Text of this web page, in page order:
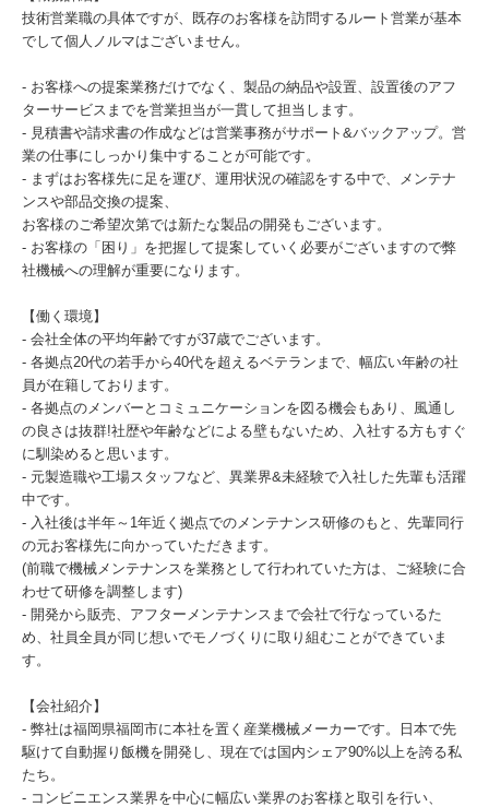
技術営業職の具体ですが、既存のお客様を訪問するルート営業が基本
でして個人ノルマはございません。
- お客様への提案業務だけでなく、製品の納品や設置、設置後のアフ
ターサービスまでを営業担当が一貫して担当します。
- 見積書や請求書の作成などは営業事務がサポート&バックアップ。営
業の仕事にしっかり集中することが可能です。
- まずはお客様先に足を運び、運用状況の確認をする中で、メンテナ
ンスや部品交換の提案、
お客様のご希望次第では新たな製品の開発もございます。
- お客様の「困り」を把握して提案していく必要がございますので弊
社機械への理解が重要になります。
【働く環境】
- 会社全体の平均年齢ですが37歳でございます。
- 各拠点20代の若手から40代を超えるベテランまで、幅広い年齢の社
員が在籍しております。
- 各拠点のメンバーとコミュニケーションを図る機会もあり、風通し
の良さは抜群!社歴や年齢などによる壁もないため、入社する方もすぐ
に馴染めると思います。
- 元製造職や工場スタッフなど、異業界&未経験で入社した先輩も活躍
中です。
- 入社後は半年～1年近く拠点でのメンテナンス研修のもと、先輩同行
の元お客様先に向かっていただきます。
(前職で機械メンテナンスを業務として行われていた方は、ご経験に合
わせて研修を調整します)
- 開発から販売、アフターメンテナンスまで会社で行なっているた
め、社員全員が同じ想いでモノづくりに取り組むことができていま
す。
【会社紹介】
- 弊社は福岡県福岡市に本社を置く産業機械メーカーです。日本で先
駆けて自動握り飯機を開発し、現在では国内シェア90%以上を誇る私
たち。
- コンビニエンス業界を中心に幅広い業界のお客様と取引を行い、